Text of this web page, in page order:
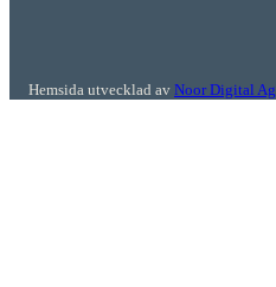
Hemsida utvecklad av Noor Digital